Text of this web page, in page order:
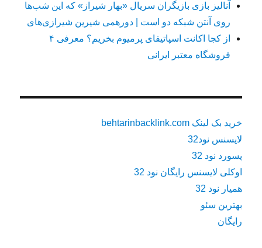
آنالیز بازی بازیگران سریال «بهار شیراز» که این شب‌ها
روی آنتن شبکه دو است | دورهمی شیرین شیرازی‌های
از کجا اکانت اسپاتیفای پرمیوم بخریم؟ معرفی ۴
فروشگاه معتبر ایرانی
خرید بک لینک behtarinbacklink.com
لایسنس نود32
پسورد نود 32
اوکلی لایسنس رایگان نود 32
همیار نود 32
بهترین سئو
رایگان